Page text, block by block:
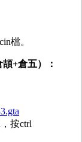
檔。
頡+倉五）：
按ctrl